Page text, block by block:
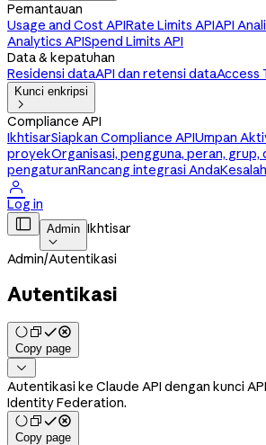
Pemantauan
Usage and Cost APIRate Limits APIAPI
Analytics APISpend Limits API
Data & kepatuhan
Residensi dataAPI dan retensi dataAccess
Kunci enkripsi

Compliance API
IkhtisarSiapkan Compliance APIUmpan
proyekOrganisasi, pengguna, peran, grup,
pengaturanRancang integrasi Anda

Log in
 Admin

Ikhtisar
Admin/Autentikasi
Autentikasi
Copy page

Autentikasi ke Claude API dengan kunci
Identity Federation.
Copy page